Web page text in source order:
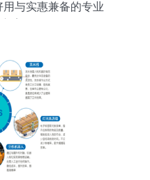
与实惠兼备的专业